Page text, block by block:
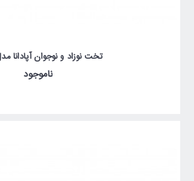
تخت نوزاد و نوجوان آپادانا
ناموجود